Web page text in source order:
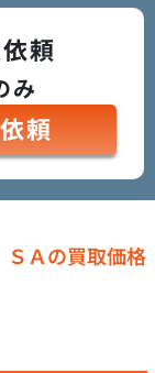
頼
み
頼
Ａの買取価格